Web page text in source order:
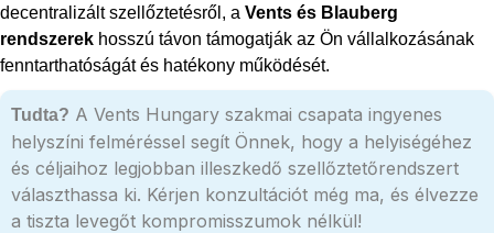
decentralizált szellőztetésről, a Vents és Blauberg
rendszerek hosszú távon támogatják az Ön vállalkozásának
fenntarthatóságát és hatékony működését.
Tudta? A Vents Hungary szakmai csapata ingyenes
helyszíni felméréssel segít Önnek, hogy a helyiségéhez
és céljaihoz legjobban illeszkedő szellőztetőrendszert
választhassa ki. Kérjen konzultációt még ma, és élvezze
a tiszta levegőt kompromisszumok nélkül!